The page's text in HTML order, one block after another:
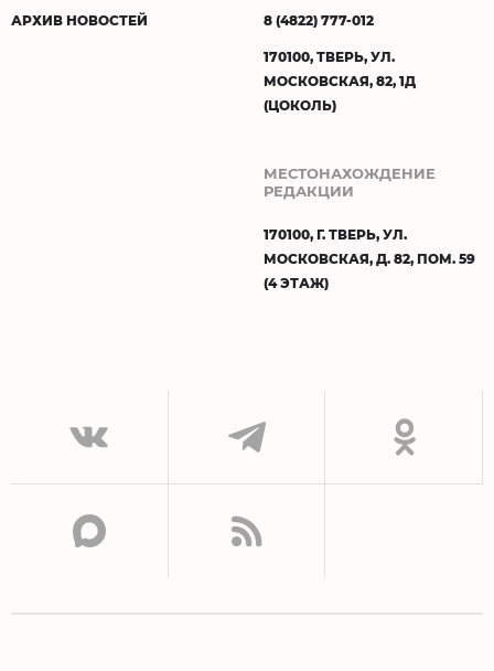
АРХИВ НОВОСТЕЙ 8 (4822) 777-012
170100, ТВЕРЬ, УЛ.
МОСКОВСКАЯ, 82, 1Д
(ЦОКОЛЬ)
МЕСТОНАХОЖДЕНИЕ
РЕДАКЦИИ
170100, Г. ТВЕРЬ, УЛ.
МОСКОВСКАЯ, Д. 82, ПОМ. 59
(4 ЭТАЖ)